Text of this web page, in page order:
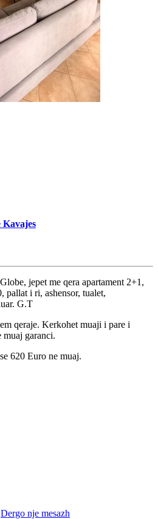
Kavajes
jepet me qera apartament 2+1,
pallat i ri, ashensor, tualet,
G.T
qeraje. Kerkohet muaji i pare i
muaj garanci.
620 Euro ne muaj.
Dergo nje mesazh